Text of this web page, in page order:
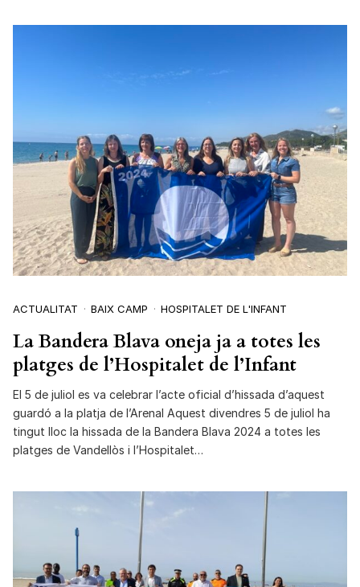
ACTUALITAT BAIX CAMP HOSPITALET DE L'INFANT
La Bandera Blava oneja ja a totes les
platges de l’Hospitalet de l’Infant
El 5 de juliol es va celebrar l’acte oficial d’hissada d’aquest
guardó a la platja de l’Arenal Aquest divendres 5 de juliol ha
tingut lloc la hissada de la Bandera Blava 2024 a totes les
platges de Vandellòs i l’Hospitalet…